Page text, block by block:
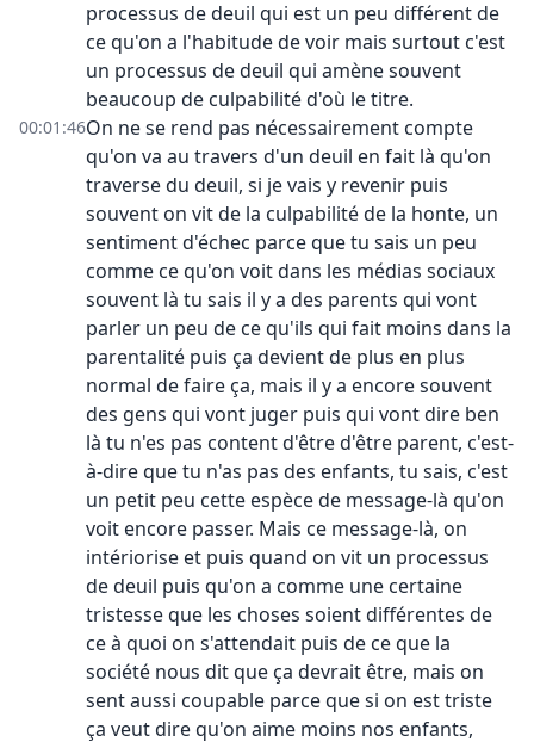
processus de deuil qui est un peu différent de
ce qu'on a l'habitude de voir mais surtout c'est
un processus de deuil qui amène souvent
beaucoup de culpabilité d'où le titre.
00:01:46On ne se rend pas nécessairement compte
qu'on va au travers d'un deuil en fait là qu'on
traverse du deuil, si je vais y revenir puis
souvent on vit de la culpabilité de la honte, un
sentiment d'échec parce que tu sais un peu
comme ce qu'on voit dans les médias sociaux
souvent là tu sais il y a des parents qui vont
parler un peu de ce qu'ils qui fait moins dans la
parentalité puis ça devient de plus en plus
normal de faire ça, mais il y a encore souvent
des gens qui vont juger puis qui vont dire ben
là tu n'es pas content d'être d'être parent, c'est-
à-dire que tu n'as pas des enfants, tu sais, c'est
un petit peu cette espèce de message-là qu'on
voit encore passer. Mais ce message-là, on
intériorise et puis quand on vit un processus
de deuil puis qu'on a comme une certaine
tristesse que les choses soient différentes de
ce à quoi on s'attendait puis de ce que la
société nous dit que ça devrait être, mais on
sent aussi coupable parce que si on est triste
ça veut dire qu'on aime moins nos enfants,